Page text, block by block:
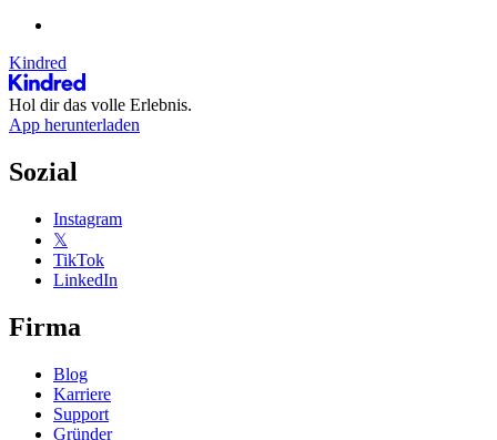
Kindred
Hol dir das volle Erlebnis.
App herunterladen
Sozial
Instagram
𝕏
TikTok
LinkedIn
Firma
Blog
Karriere
Support
Gründer